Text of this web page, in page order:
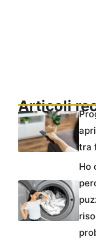
Articoli
tra
Ho